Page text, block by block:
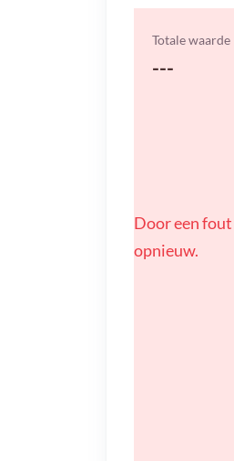
Totale waarde
---
Door een
opnieuw.